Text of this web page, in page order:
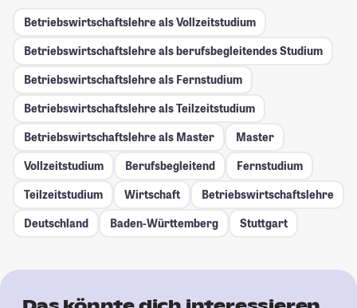
Betriebswirtschaftslehre als Vollzeitstudium
Betriebswirtschaftslehre als berufsbegleitendes Studium
Betriebswirtschaftslehre als Fernstudium
Betriebswirtschaftslehre als Teilzeitstudium
Betriebswirtschaftslehre als Master
Master
Vollzeitstudium
Berufsbegleitend
Fernstudium
Teilzeitstudium
Wirtschaft
Betriebswirtschaftslehre
Deutschland
Baden-Württemberg Stuttgart